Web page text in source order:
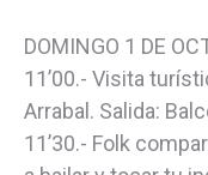
DOMINGO 1 DE
11’00.- Visita
Arrabal. Salida:
11’30.- Folk